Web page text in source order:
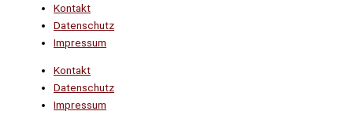
Kontakt
Datenschutz
Impressum
Kontakt
Datenschutz
Impressum